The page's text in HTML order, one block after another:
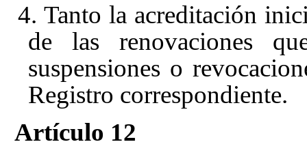
4. Tanto la acreditación
de las renovaciones
suspensiones o
Registro correspondiente.
Artículo 12